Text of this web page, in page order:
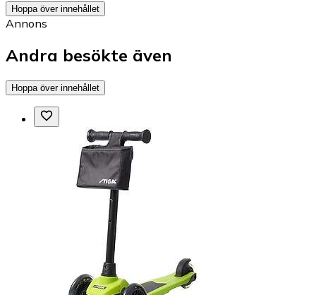
Hoppa över innehållet
Annons
Andra besökte även
Hoppa över innehållet